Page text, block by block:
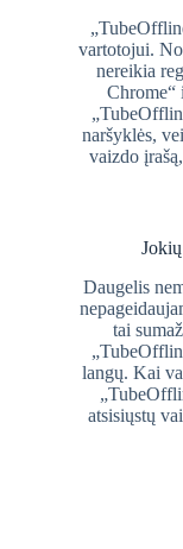
vartotojui.
nereikia
Chrome“
naršyklės,
vaizdo
Daugelis
tai
langų. Kai
atsisiųstų